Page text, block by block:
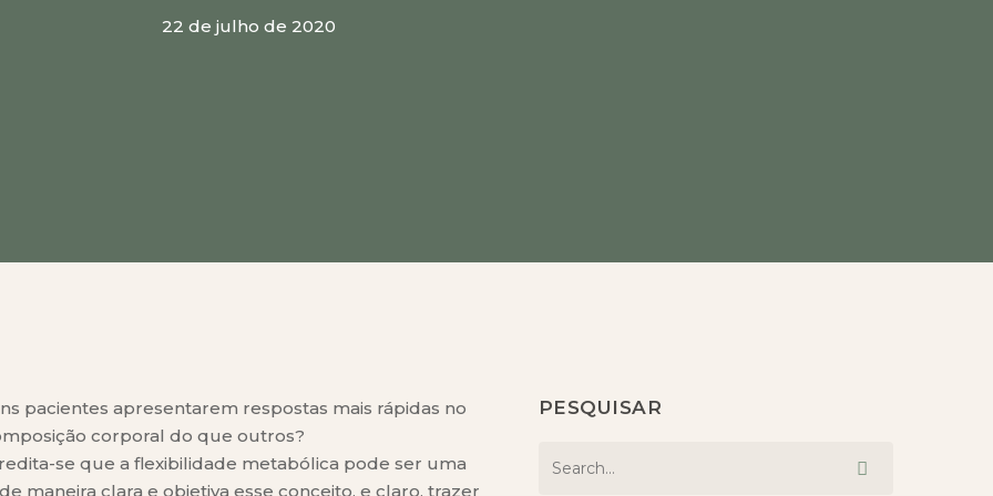
22 de julho de 2020
pacientes apresentarem respostas mais rápidas no
corporal do que outros?
se que a flexibilidade metabólica pode ser uma
maneira clara e objetiva esse conceito, e claro, trazer
PESQUISAR